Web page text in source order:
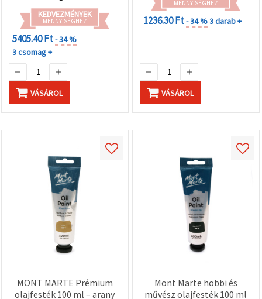
KEDVEZMÉNYEK
MENNYISÉGHEZ
5405.40 Ft- 34 %
3 csomag +
VÁSÁROL
MENNYISÉGHEZ
1236.30 Ft- 34 %3 darab +
VÁSÁROL
MONT MARTE Prémium
olajfesték 100 ml – arany
Mont Marte hobbi és
művész olajfesték 100 ml